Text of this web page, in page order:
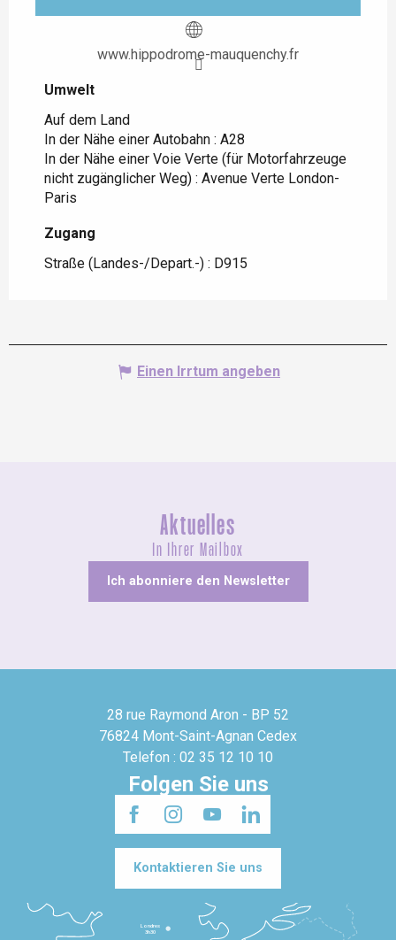
www.hippodrome-mauquenchy.fr
Umwelt
Umwelt
Auf dem Land
In der Nähe einer Autobahn : A28
In der Nähe einer Voie Verte (für Motorfahrzeuge
nicht zugänglicher Weg) : Avenue Verte London-
Paris
Zugang
Zugang
Straße (Landes-/Depart.-) : D915
Einen Irrtum angeben
Aktuelles
In Ihrer Mailbox
Ich abonniere den Newsletter
28 rue Raymond Aron - BP 52
76824 Mont-Saint-Agnan Cedex
Telefon : 02 35 12 10 10
Folgen Sie uns
Kontaktieren Sie uns
Londres
3h30